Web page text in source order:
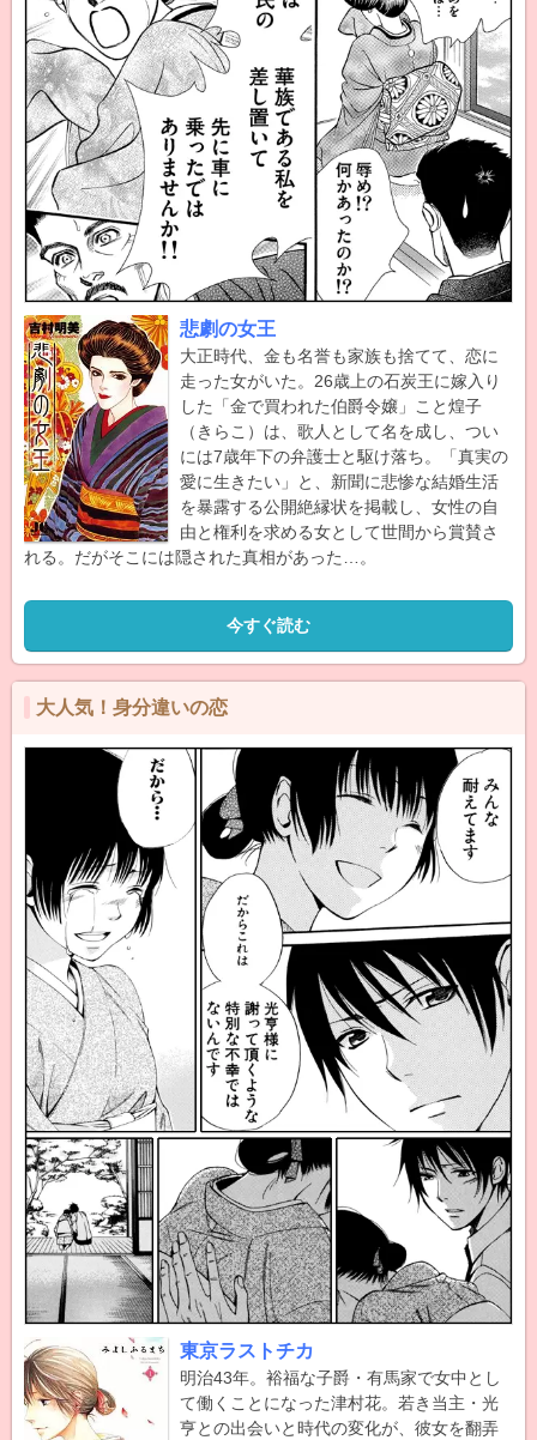
悲劇の女王
大正時代、金も名誉も家族も捨てて、恋に
走った女がいた。26歳上の石炭王に嫁入り
した「金で買われた伯爵令嬢」こと煌子
（きらこ）は、歌人として名を成し、つい
には7歳年下の弁護士と駆け落ち。「真実の
愛に生きたい」と、新聞に悲惨な結婚生活
を暴露する公開絶縁状を掲載し、女性の自
由と権利を求める女として世間から賞賛さ
れる。だがそこには隠された真相があった…。
今すぐ読む
大人気！身分違いの恋
東京ラストチカ
明治43年。裕福な子爵・有馬家で女中とし
て働くことになった津村花。若き当主・光
亨との出会いと時代の変化が、彼女を翻弄